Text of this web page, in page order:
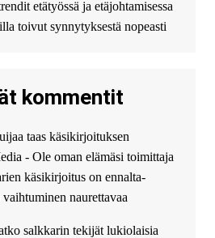
и
👏
You’ve
etätyössä ja etäjohtamisessa
toivut synnytyksestä nopeasti
kommentit
taas käsikirjoituksen
- Ole oman elämäsi toimittaja
käsikirjoitus on ennalta-
naurettavaa
salkkarin tekijät lukiolaisia